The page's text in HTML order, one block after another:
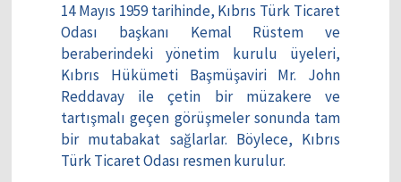
14 Mayıs 1959 tarihinde, Kıbrıs Türk Ticaret
Odası başkanı Kemal Rüstem ve
beraberindeki yönetim kurulu üyeleri,
Kıbrıs Hükümeti Başmüşaviri Mr. John
Reddavay ile çetin bir müzakere ve
tartışmalı geçen görüşmeler sonunda tam
bir mutabakat sağlarlar. Böylece, Kıbrıs
Türk Ticaret Odası resmen kurulur.